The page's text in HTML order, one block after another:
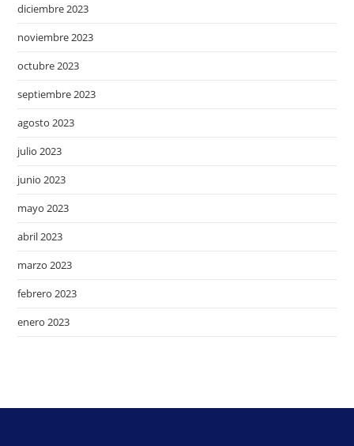
diciembre 2023
noviembre 2023
octubre 2023
septiembre 2023
agosto 2023
julio 2023
junio 2023
mayo 2023
abril 2023
marzo 2023
febrero 2023
enero 2023